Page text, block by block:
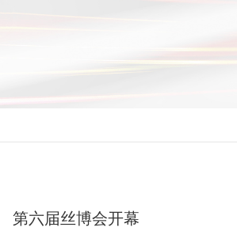
第六届丝博会开幕